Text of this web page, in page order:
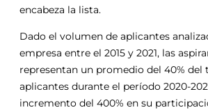
encabeza la lista.
Dado el volumen de aplicantes
empresa entre el 2015 y 2021, las
representan un promedio del 40% del
aplicantes durante el período 2020-
incremento del 400% en su